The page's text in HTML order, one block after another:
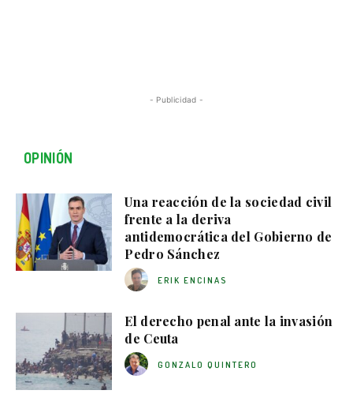
- Publicidad -
OPINIÓN
Una reacción de la sociedad civil
frente a la deriva
antidemocrática del Gobierno de
Pedro Sánchez
ERIK ENCINAS
El derecho penal ante la invasión
de Ceuta
GONZALO QUINTERO